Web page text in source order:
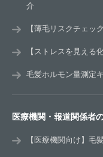
介
【薄毛リスクチェッ
【ストレスを見える
毛髪ホルモン量測定
医療機関・報道関係者
【医療機関向け】毛